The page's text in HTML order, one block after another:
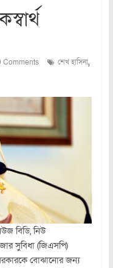
Comments শেখ হাসিনা,
বিডি, নিউ
সুবিধা (জিএসপি)
সরকারকে বোঝানোর জন্য